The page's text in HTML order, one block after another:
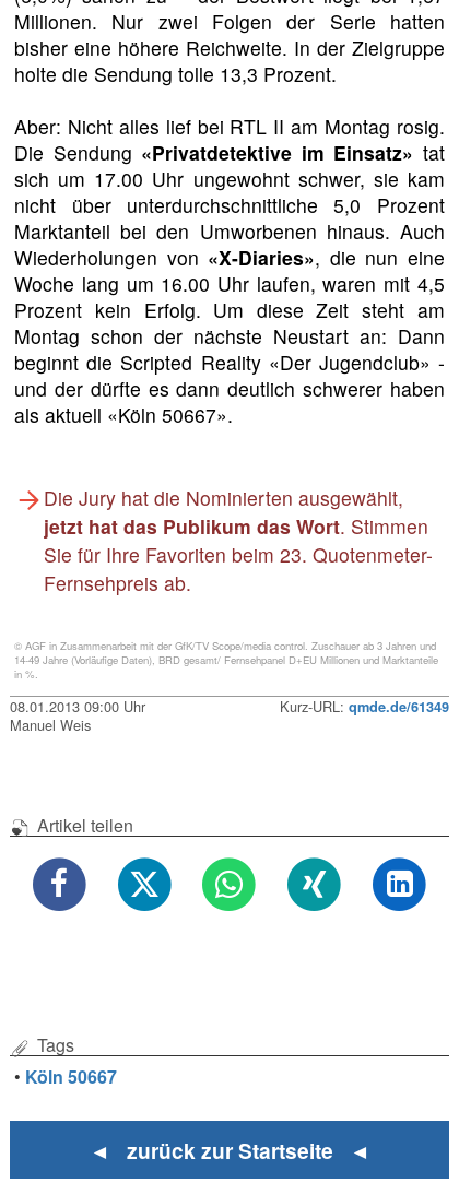
Millionen. Nur zwei Folgen der Serie hatten
bisher eine höhere Reichweite. In der Zielgruppe
holte die Sendung tolle 13,3 Prozent.
Aber: Nicht alles lief bei RTL II am Montag rosig.
Die Sendung «Privatdetektive im Einsatz» tat
sich um 17.00 Uhr ungewohnt schwer, sie kam
nicht über unterdurchschnittliche 5,0 Prozent
Marktanteil bei den Umworbenen hinaus. Auch
Wiederholungen von «X-Diaries», die nun eine
Woche lang um 16.00 Uhr laufen, waren mit 4,5
Prozent kein Erfolg. Um diese Zeit steht am
Montag schon der nächste Neustart an: Dann
beginnt die Scripted Reality «Der Jugendclub» -
und der dürfte es dann deutlich schwerer haben
als aktuell «Köln 50667».
Die Jury hat die Nominierten ausgewählt,
jetzt hat das Publikum das Wort. Stimmen
Sie für Ihre Favoriten beim 23. Quotenmeter-
Fernsehpreis ab.
© AGF in Zusammenarbeit mit der GfK/TV Scope/media control. Zuschauer ab 3 Jahren und
14-49 Jahre (Vorläufige Daten), BRD gesamt/ Fernsehpanel D+EU Millionen und Marktanteile
in %.
08.01.2013 09:00 Uhr Kurz-URL: qmde.de/61349
Manuel Weis
Artikel teilen
Tags
• Köln 50667
◄ zurück zur Startseite ◄